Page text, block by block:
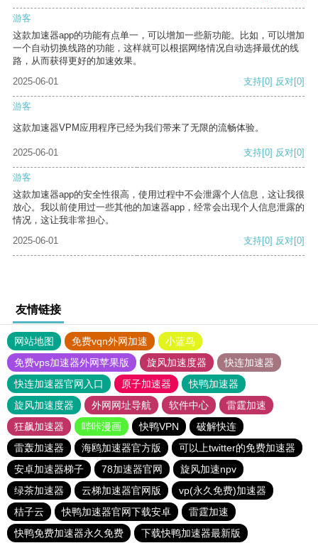
游客
这款加速器app的功能有点单一，可以增加一些新功能。比如，可以增加
一个自动切换线路的功能，这样就可以根据网络情况自动选择最优的线
路，从而获得更好的加速效果。
2025-06-01
支持[0] 反对[0]
游客
这款加速器VPM应用程序已经为我们带来了无限的流畅体验。
2025-06-01 支持[0] 反对[0]
游客
这款加速器app的安全性很高，使用过程中不会泄露个人信息，这让我很
放心。我以前使用过一些其他的加速器app，经常会出现个人信息泄露的
情况，这让我非常担心。
2025-06-01
支持[0] 反对[0]
友情链接
网站地图 免费vqn外网加速
小蓝鸟
免费vps加速器外网苹果版
旋风加速度器
快连加速器
快连加速器官网入口
原子加速器
快鸭加速器
旋风加速度器
外网网址导航 软件中心
雷霆加速
狂飙加速器
哔咔漫画 快鸭VPN
破解快连
雷轰加速器
海鸥加速器官方版
可以上twitter的免费加速器
安卓加速器梯子
78加速器官网
旋风加速npv
绿茶加速器
云梯加速器官网版
vp(永久免费)加速器
桔子云
快鸭加速器官网下载安卓
雷霆加速
快鸭免费加速器永久免费
下载快鸭加速器最新版